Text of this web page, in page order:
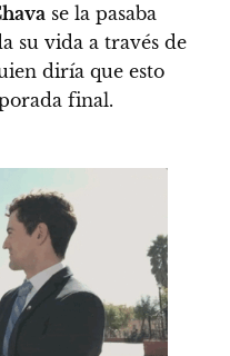
se la pasaba
su vida a través de
diría que esto
final.